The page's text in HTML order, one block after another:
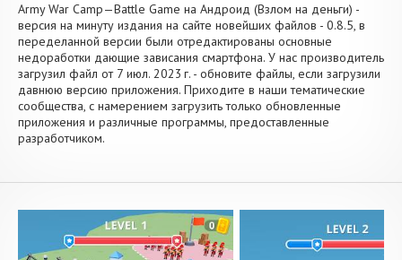
Army War Camp—Battle Game на Андроид (Взлом на деньги) -
версия на минуту издания на сайте новейших файлов - 0.8.5, в
переделанной версии были отредактированы основные
недоработки дающие зависания смартфона. У нас производитель
загрузил файл от 7 июл. 2023 г. - обновите файлы, если загрузили
давнюю версию приложения. Приходите в наши тематические
сообщества, с намерением загрузить только обновленные
приложения и различные программы, предоставленные
разработчиком.